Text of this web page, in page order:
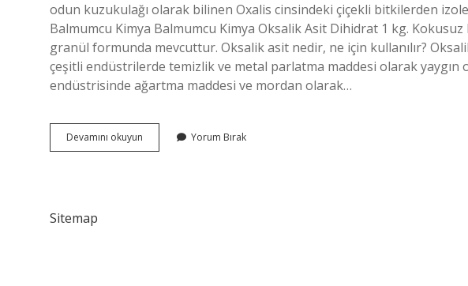
odun kuzukulağı olarak bilinen Oxalis cinsindeki çiçekli bitkilerden izole
Balmumcu Kimya Balmumcu Kimya Oksalik Asit Dihidrat 1 kg. Kokusuz
granül formunda mevcuttur. Oksalik asit nedir, ne için kullanılır?
çeşitli endüstrilerde temizlik ve metal parlatma maddesi olarak yaygın
endüstrisinde ağartma maddesi ve mordan olarak…
Devamını okuyun
Asit
Yorum Bırak
Sitemap